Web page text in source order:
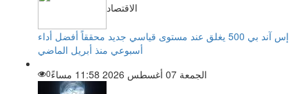
الاقتصاد
إس آند بي 500 يغلق عند مستوى قياسي جديد محققاً أفضل أداء
أسبوعي منذ أبريل الماضي
الجمعة 07 أغسطس 2026 11:58 مساءً
0